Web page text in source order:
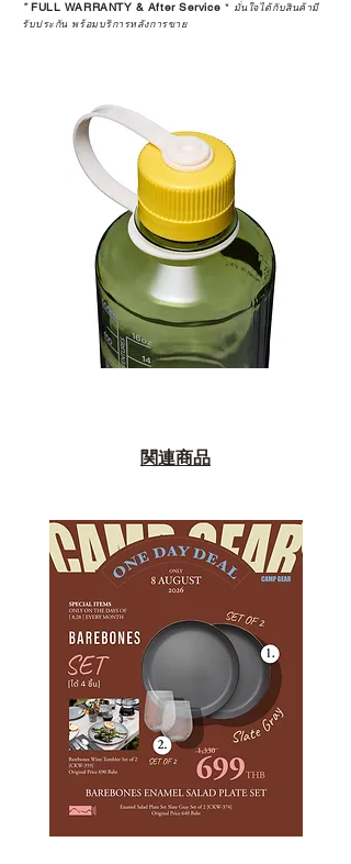
*FULL WARRANTY & After Service * มั่นใจได้กับสินค้ามี
รับประกัน พร้อมบริการหลังการขาย
関連商品